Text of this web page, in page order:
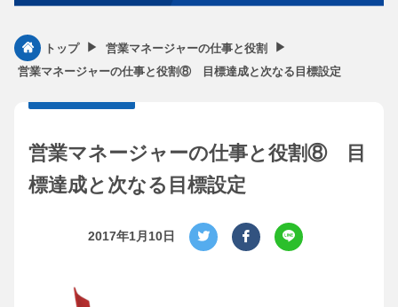
トップ ▶︎ 営業マネージャーの仕事と役割 ▶︎
営業マネージャーの仕事と役割⑧ 目標達成と次なる目標設定
営業マネージャーの仕事と役割⑧ 目
標達成と次なる目標設定
2017年1月10日